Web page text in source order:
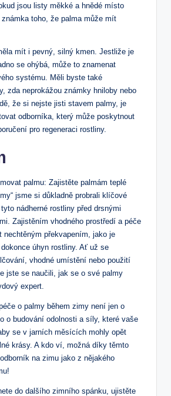
jsou listy měkké a ⁣hnědé místo
toho, že palma může mít
mít i pevný, silný kmen. ‌Jestliže je
se ohýbá, může to znamenat
systému. Měli byste ⁣také
zda neprokážou známky hniloby ‌nebo
že si nejste jisti stavem⁣ palmy,⁣ je
odborníka,⁤ který může poskytnout⁤
​pro ⁣regeneraci rostliny.
palmu: Zajistěte palmám teplé
jsme si důkladně ‌probrali klíčové
nádherné rostliny před drsnými
Zajistěním vhodného ⁤prostředí ‍a⁢ péče
nechtěným překvapením, jako⁤ je
úhyn rostliny. Ať‍ už se
vhodné⁤ umístění nebo použití
jste se naučili, ​jak se o⁣ své palmy
expert.
o palmy ‌během zimy není jen o
​o budování odolnosti a ⁣síly, ⁤které⁢ vaše
se v jarních měsících mohly ⁣opět
krásy. A kdo ví, možná díky těmto
na zimu‍ jako ​z nějakého
do dalšího zimního​ spánku, ujistěte‌